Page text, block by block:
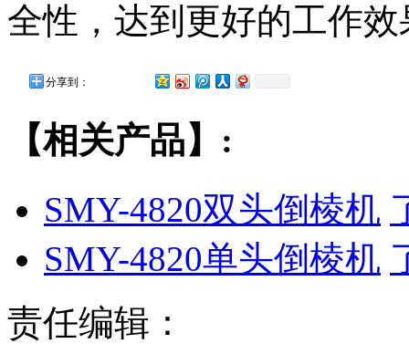
全性，达到更好的工作效
分享到：
【相关产品】:
SMY-4820双头倒棱机
SMY-4820单头倒棱机
责任编辑：